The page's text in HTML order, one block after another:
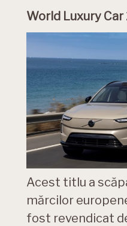
World Luxury
Acest titlu a
mărcilor
fost revendicat